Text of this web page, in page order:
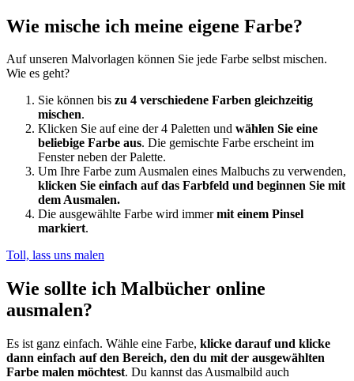
Wie mische ich meine eigene Farbe?
Auf unseren Malvorlagen können Sie jede Farbe selbst mischen.
Wie es geht?
Sie können bis zu 4 verschiedene Farben gleichzeitig
mischen.
Klicken Sie auf eine der 4 Paletten und wählen Sie eine
beliebige Farbe aus. Die gemischte Farbe erscheint im
Fenster neben der Palette.
Um Ihre Farbe zum Ausmalen eines Malbuchs zu verwenden,
klicken Sie einfach auf das Farbfeld und beginnen Sie mit
dem Ausmalen.
Die ausgewählte Farbe wird immermit einem Pinsel
markiert.
Toll, lass uns malen
Wie sollte ich Malbücher online
ausmalen?
Es ist ganz einfach. Wähle eine Farbe, klicke darauf und klicke
dann einfach auf den Bereich, den du mit der ausgewählten
Farbe malen möchtest. Du kannst das Ausmalbild auch